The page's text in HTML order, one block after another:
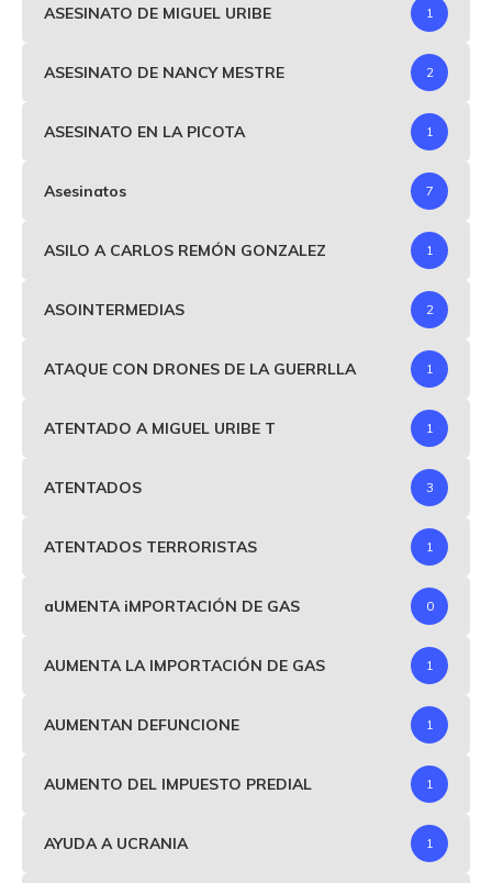
ASESINATO DE MIGUEL URIBE 1
ASESINATO DE NANCY MESTRE 2
ASESINATO EN LA PICOTA 1
Asesinatos 7
ASILO A CARLOS REMÓN GONZALEZ 1
ASOINTERMEDIAS 2
ATAQUE CON DRONES DE LA GUERRLLA 1
ATENTADO A MIGUEL URIBE T 1
ATENTADOS 3
ATENTADOS TERRORISTAS 1
aUMENTA iMPORTACIÓN DE GAS 0
AUMENTA LA IMPORTACIÓN DE GAS 1
AUMENTAN DEFUNCIONE 1
AUMENTO DEL IMPUESTO PREDIAL 1
AYUDA A UCRANIA 1